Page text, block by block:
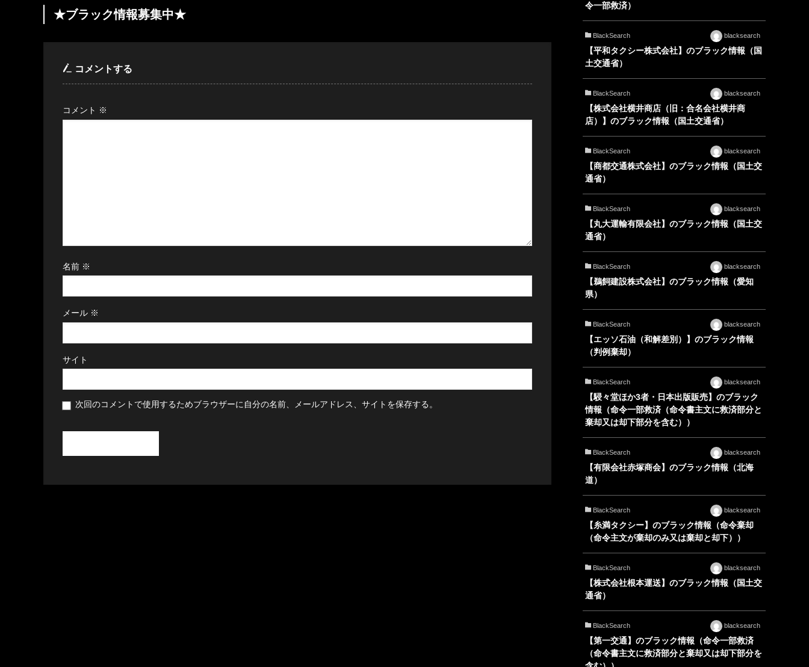
★ブラック情報募集中★
コメントする
コメント ※
名前 ※
メール ※
サイト
次回のコメントで使用するためブラウザーに自分の名前、メールアドレス、サイトを保存する。
令一部救済）
BlackSearch blacksearch
【平和タクシー株式会社】のブラック情報（国
土交通省）
BlackSearch blacksearch
【株式会社横井商店（旧：合名会社横井商
店）】のブラック情報（国土交通省）
BlackSearch blacksearch
【商都交通株式会社】のブラック情報（国土交
通省）
BlackSearch blacksearch
【丸大運輸有限会社】のブラック情報（国土交
通省）
BlackSearch blacksearch
【鵜飼建設株式会社】のブラック情報（愛知
県）
BlackSearch blacksearch
【エッソ石油（和解差別）】のブラック情報
（判例棄却）
BlackSearch blacksearch
【駸々堂ほか3者・日本出版販売】のブラック
情報（命令一部救済（命令書主文に救済部分と
棄却又は却下部分を含む））
BlackSearch blacksearch
【有限会社赤塚商会】のブラック情報（北海
道）
BlackSearch blacksearch
【糸満タクシー】のブラック情報（命令棄却
（命令主文が棄却のみ又は棄却と却下））
BlackSearch blacksearch
【株式会社根本運送】のブラック情報（国土交
通省）
BlackSearch blacksearch
【第一交通】のブラック情報（命令一部救済
（命令書主文に救済部分と棄却又は却下部分を